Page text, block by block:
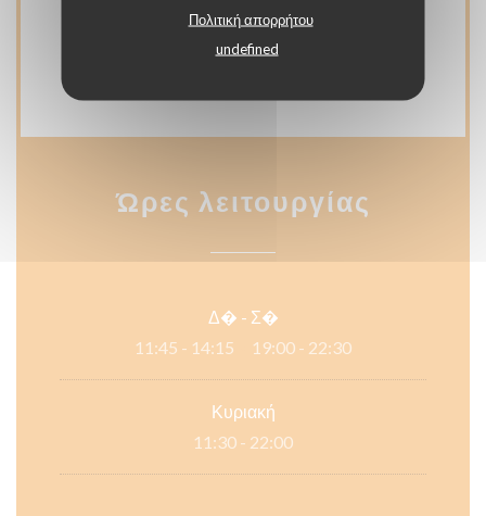
Πολιτική απορρήτου
undefined
Eurocard / Mastercard, Το εστιατόριο TitresΤο
εστιατόριο Titres, Μετρητά, Visa, Κουπόνια
Ώρες λειτουργίας
Δ� - Σ�
11:45 - 14:15
19:00 - 22:30
Κυριακή
11:30 - 22:00